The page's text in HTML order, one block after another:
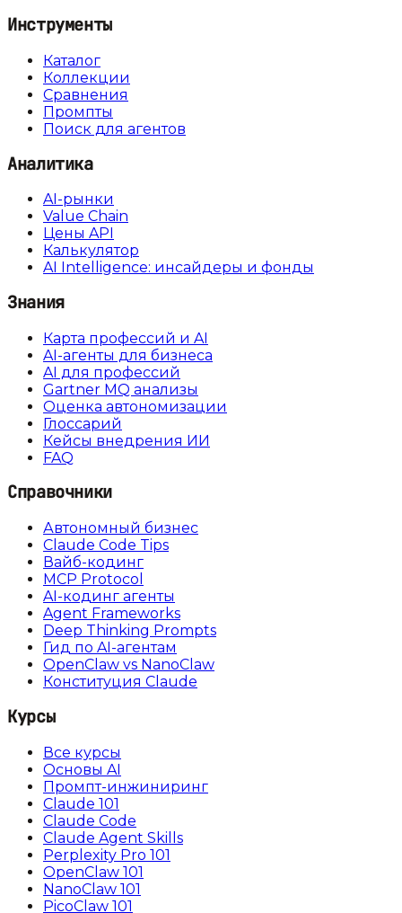
Инструменты
Каталог
Коллекции
Сравнения
Промпты
Поиск для агентов
Аналитика
AI-рынки
Value Chain
Цены API
Калькулятор
AI Intelligence: инсайдеры и фонды
Знания
Карта профессий и AI
AI-агенты для бизнеса
AI для профессий
Gartner MQ анализы
Оценка автономизации
Глоссарий
Кейсы внедрения ИИ
FAQ
Справочники
Автономный бизнес
Claude Code Tips
Вайб-кодинг
MCP Protocol
AI-кодинг агенты
Agent Frameworks
Deep Thinking Prompts
Гид по AI-агентам
OpenClaw vs NanoClaw
Конституция Claude
Курсы
Все курсы
Основы AI
Промпт-инжиниринг
Claude 101
Claude Code
Claude Agent Skills
Perplexity Pro 101
OpenClaw 101
NanoClaw 101
PicoClaw 101